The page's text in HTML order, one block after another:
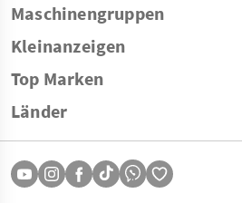
Maschinengruppen
Kleinanzeigen
Top Marken
Länder